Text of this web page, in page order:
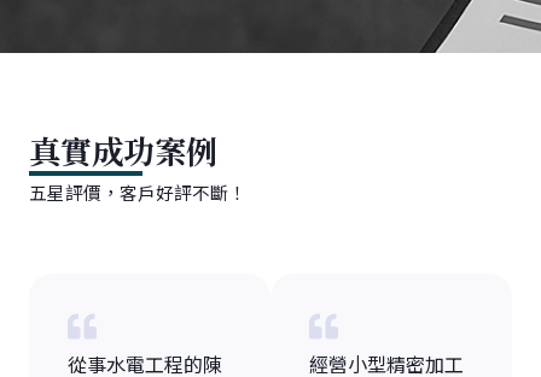
真實成功案例
五星評價，客戶好評不斷！
從事水電工程的陳
經營小型精密加工